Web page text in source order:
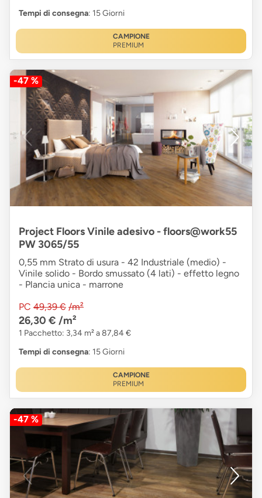
Tempi di consegna: 15 Giorni
CAMPIONE
PREMIUM
-47 %
Project Floors Vinile adesivo - floors@work55
PW 3065/55
0,55 mm Strato di usura - 42 Industriale (medio) -
Vinile solido - Bordo smussato (4 lati) - effetto legno
- Plancia unica - marrone
PC 49,39 € /m²
26,30 € /m²
1 Pacchetto: 3,34 m² a 87,84 €
Tempi di consegna: 15 Giorni
CAMPIONE
PREMIUM
-47 %